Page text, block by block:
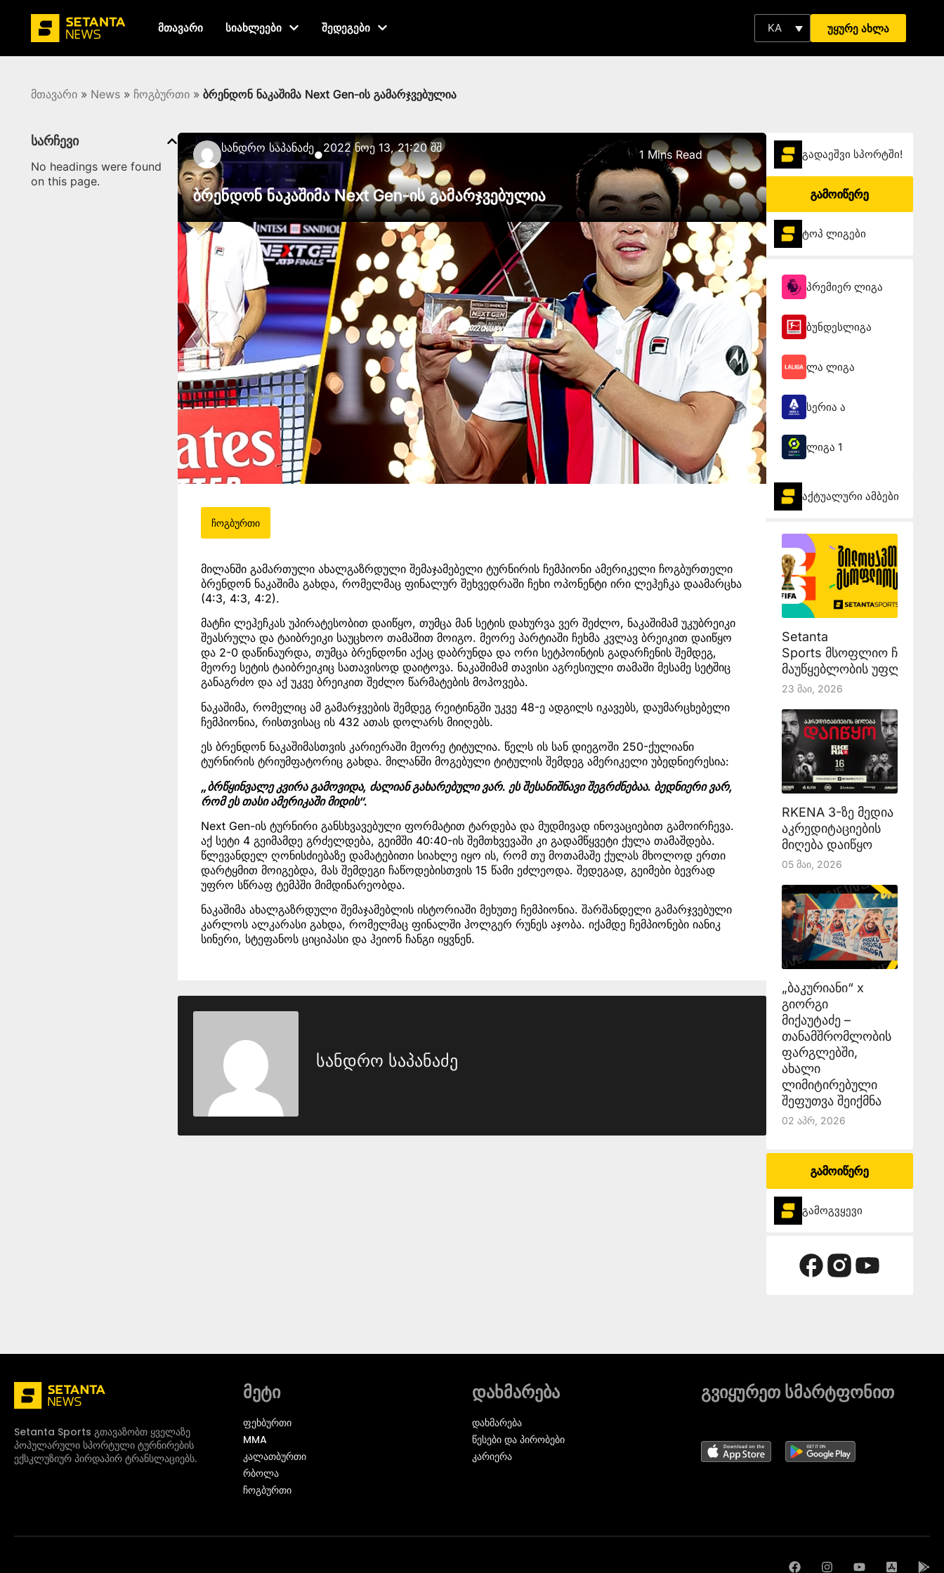
მთავარი სიახლეები შედეგები KA უყურე ახლა
მთავარი » News » ჩოგბურთი » ბრენდონ ნაკაშიმა Next Gen-ის გამარჯვებულია
სარჩევი
No headings were found
on this page.
Სანდრო Საპანაძე●2022 ნოე 13, 21:20 შშ 1 Mins Read
ბრენდონ ნაკაშიმა Next Gen-ის გამარჯვებულია
ჩოგბურთი
მილანში გამართული ახალგაზრდული შემაჯამებელი ტურნირის ჩემპიონი ამერიკელი ჩოგბურთელი
ბრენდონ ნაკაშიმა გახდა, რომელმაც ფინალურ შეხვედრაში ჩეხი ოპონენტი ირი ლეჰეჩკა დაამარცხა
(4:3, 4:3, 4:2).
მატჩი ლეჰეჩკას უპირატესობით დაიწყო, თუმცა მან სეტის დახურვა ვერ შეძლო, ნაკაშიმამ უკუბრეიკი
შეასრულა და ტაიბრეიკი საუცხოო თამაშით მოიგო. მეორე პარტიაში ჩეხმა კვლავ ბრეიკით დაიწყო
და 2-0 დაწინაურდა, თუმცა ბრენდონი აქაც დაბრუნდა და ორი სეტპოინტის გადარჩენის შემდეგ,
მეორე სეტის ტაიბრეიკიც სათავისოდ დაიტოვა. ნაკაშიმამ თავისი აგრესიული თამაში მესამე სეტშიც
განაგრძო და აქ უკვე ბრეიკით შეძლო წარმატების მოპოვება.
ნაკაშიმა, რომელიც ამ გამარჯვების შემდეგ რეიტინგში უკვე 48-ე ადგილს იკავებს, დაუმარცხებელი
ჩემპიონია, რისთვისაც ის 432 ათას დოლარს მიიღებს.
ეს ბრენდონ ნაკაშიმასთვის კარიერაში მეორე ტიტულია. წელს ის სან დიეგოში 250-ქულიანი
ტურნირის ტრიუმფატორიც გახდა. მილანში მოგებული ტიტულის შემდეგ ამერიკელი უბედნიერესია:
„ბრწყინვალე კვირა გამოვიდა, ძალიან გახარებული ვარ. ეს შესანიშნავი შეგრძნებაა. ბედნიერი ვარ,
რომ ეს თასი ამერიკაში მიდის“.
Next Gen-ის ტურნირი განსხვავებული ფორმატით ტარდება და მუდმივად ინოვაციებით გამოირჩევა.
აქ სეტი 4 გეიმამდე გრძელდება, გეიმში 40:40-ის შემთხვევაში კი გადამწყვეტი ქულა თამაშდება.
წლევანდელ ღონისძიებაზე დამატებითი სიახლე იყო ის, რომ თუ მოთამაშე ქულას მხოლოდ ერთი
დარტყმით მოიგებდა, მას შემდეგი ჩაწოდებისთვის 15 წამი ეძლეოდა. შედეგად, გეიმები ბევრად
უფრო სწრაფ ტემპში მიმდინარეობდა.
ნაკაშიმა ახალგაზრდული შემაჯამებლის ისტორიაში მეხუთე ჩემპიონია. შარშანდელი გამარჯვებული
კარლოს ალკარასი გახდა, რომელმაც ფინალში ჰოლგერ რუნეს აჯობა. იქამდე ჩემპიონები იანიკ
სინერი, სტეფანოს ციციპასი და ჰეიონ ჩანგი იყვნენ.
სანდრო საპანაძე
გადაეშვი სპორტში!
გამოიწერე
ტოპ ლიგები
პრემიერ ლიგა
ბუნდესლიგა
ლა ლიგა
სერია ა
ლიგა 1
აქტუალური ამბები
Setanta
Sports მსოფლიო
მაუწყებლობის უფლებას
23 Მაი, 2026
RKENA 3-ზე მედია
აკრედიტაციების
მიღება დაიწყო
05 Მაი, 2026
„ბაკურიანი“ x
გიორგი
მიქაუტაძე –
თანამშრომლობის
ფარგლებში,
ახალი
ლიმიტირებული
შეფუთვა შეიქმნა
02 Აპრ, 2026
გამოიწერე
გამოგვყევი
Setanta Sports გთავაზობთ ყველაზე
პოპულარული სპორტული ტურნირების
ექსკლუზიურ პირდაპირ ტრანსლაციებს.
მეტი
ᲤᲔᲮᲑᲣᲠᲗᲘ
MMA
ᲙᲐᲚᲐᲗᲑᲣᲠᲗᲘ
ᲠᲑᲝᲚᲐ
ᲩᲝᲒᲑᲣᲠᲗᲘ
დახმარება
დახმარება
წესები და პირობები
კარიერა
გვიყურეთ სმარტფონით